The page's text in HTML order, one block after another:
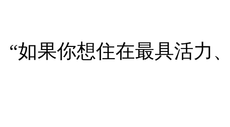
“如果你想住在最具活力